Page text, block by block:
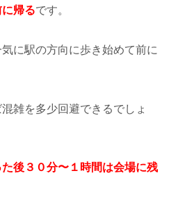
帰るです。
に駅の方向に歩き始めて前に
雑を多少回避できるでしょ
後３０分〜１時間は会場に残